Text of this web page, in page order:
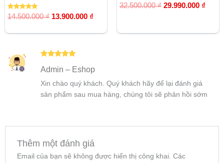
Được xếp
hạng
14.500.000₫ 13.900.000 ₫
Được xếp
hạng
32.500.000₫ 29.990.000 ₫
hạng55
Admin – Eshop
Xin chào quý khách. Quý khách hãy để lại đánh giá
sản phẩm sau mua hàng, chúng tôi sẽ phản hồi sớm
Thêm một đánh giá
Email của bạn sẽ không được hiển thị công khai. Các